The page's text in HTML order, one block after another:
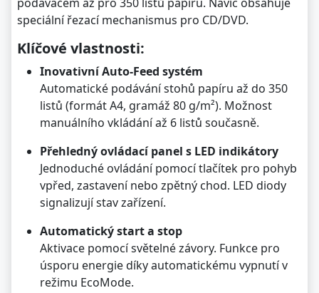
speciální řezací mechanismus pro CD/DVD.
Klíčové vlastnosti:
Inovativní Auto-Feed systém
Automatické podávání stohů papíru až do 350
listů (formát A4, gramáž 80 g/m²). Možnost
manuálního vkládání až 6 listů současně.
Přehledný ovládací panel s LED indikátory
Jednoduché ovládání pomocí tlačítek pro pohyb
vpřed, zastavení nebo zpětný chod. LED diody
signalizují stav zařízení.
Automatický start a stop
Aktivace pomocí světelné závory. Funkce pro
úsporu energie díky automatickému vypnutí v
režimu EcoMode.